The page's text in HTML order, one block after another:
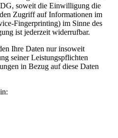
soweit die Einwilligung die
Zugriff auf Informationen im
Fingerprinting) im Sinne des
ist jederzeit widerrufbar.
Ihre Daten nur insoweit
seiner Leistungspflichten
in Bezug auf diese Daten